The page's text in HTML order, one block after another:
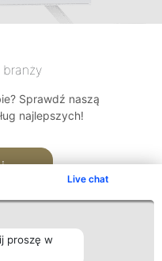
Live chat
proszę w
Sprawdź naszą
najlepszych!